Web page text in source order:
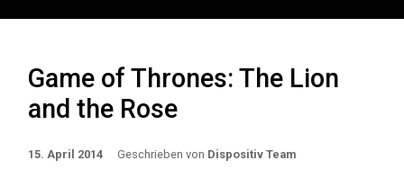
Game of Thrones: The Lion
and the Rose
15. April 2014 Geschrieben von Dispositiv Team